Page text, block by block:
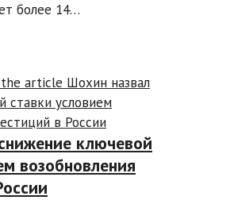
более 14…
ключевой
возобновления